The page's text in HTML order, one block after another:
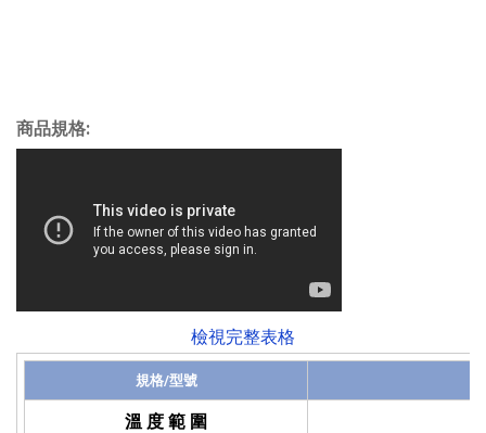
商品規格:
檢視完整表格
規格/型號
溫 度 範 圍